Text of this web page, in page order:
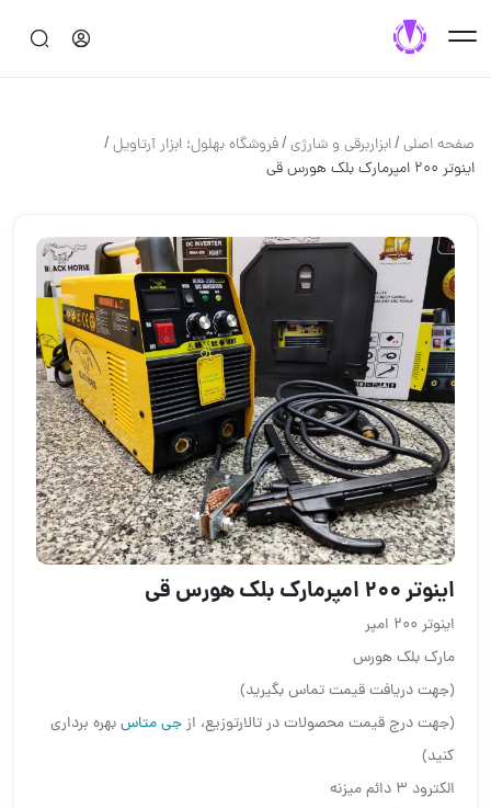
صفحه اصلی/ابزاربرقی و شارژی/فروشگاه بهلول؛ ابزار آرتاویل/
اینوتر 200 امپرمارک بلک هورس قی
اینوتر 200 امپرمارک بلک هورس قی
اینوتر 200 امپر
مارک بلک هورس
(جهت دریافت قیمت تماس بگیرید)
(جهت درج قیمت محصولات در تالارتوزیع، ازجی متاسبهره برداری
کنید)
الکترود 3 دائم میزنه